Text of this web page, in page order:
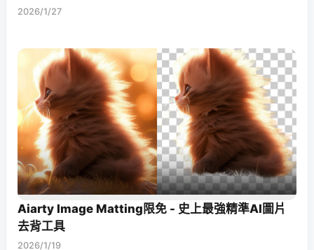
2026/1/27
Aiarty Image Matting限免 - 史上最強精準AI圖片
去背工具
2026/1/19